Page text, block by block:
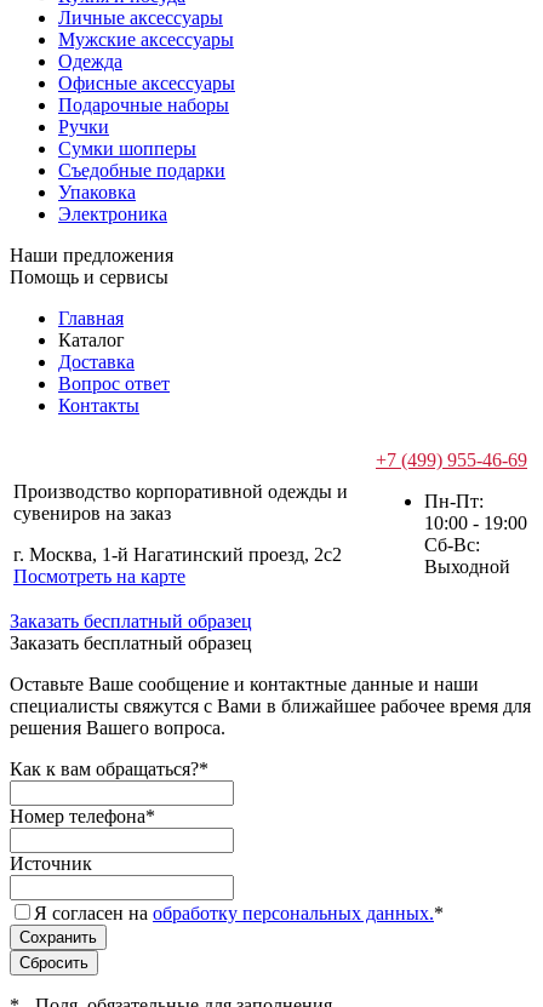
Личные аксессуары
Мужские аксессуары
Одежда
Офисные аксессуары
Подарочные наборы
Ручки
Сумки шопперы
Съедобные подарки
Упаковка
Электроника
Наши предложения
Помощь и сервисы
Главная
Каталог
Доставка
Вопрос ответ
Контакты
Производство корпоративной одежды и
сувениров на заказ
г. Москва, 1-й Нагатинский проезд, 2с2
Посмотреть на карте
+7 (499) 955-46-69
Пн-Пт:
10:00 - 19:00
Сб-Вс:
Выходной
Заказать бесплатный образец
Заказать бесплатный образец
Оставьте Ваше сообщение и контактные данные и наши
специалисты свяжутся с Вами в ближайшее рабочее время для
решения Вашего вопроса.
Как к вам обращаться?*
Номер телефона*
Источник
Я согласен на обработку персональных данных.*